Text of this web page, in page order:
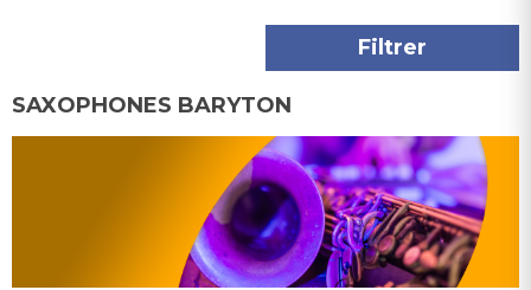
Filtrer
SAXOPHONES BARYTON